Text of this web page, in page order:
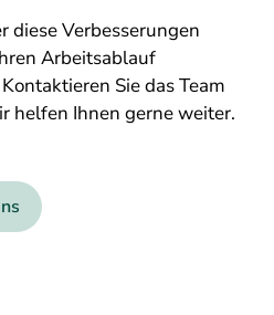
diese Verbesserungen
Arbeitsablauf
Sie das Team
helfen Ihnen gerne weiter.